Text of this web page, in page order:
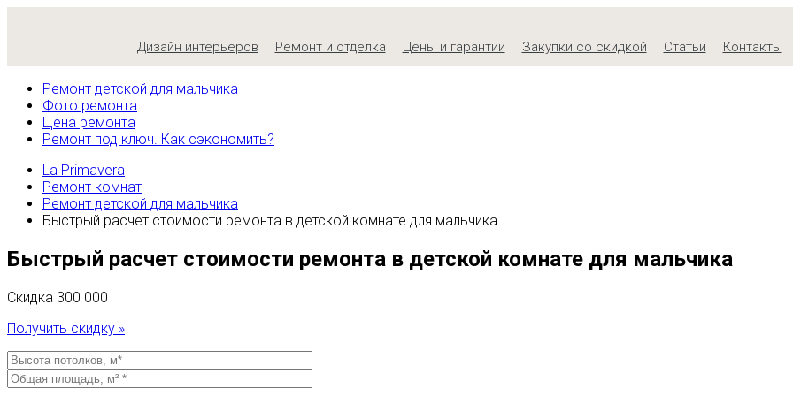
Дизайн интерьеров Ремонт и отделка Цены и гарантии Закупки со скидкой Статьи Контакты
Ремонт детской для мальчика
Фото ремонта
Цена ремонта
Ремонт под ключ. Как сэкономить?
La Primavera
Ремонт комнат
Ремонт детской для мальчика
Быстрый расчет стоимости ремонта в детской комнате для мальчика
Быстрый расчет стоимости ремонта в детской комнате для мальчика
Скидка 300 000
Получить скидку »